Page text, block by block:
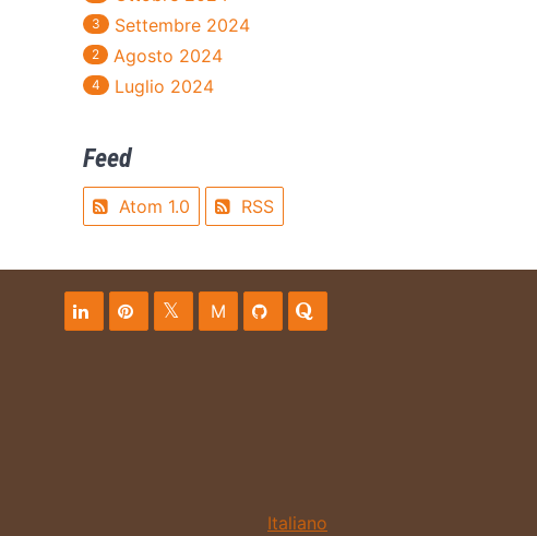
3 Settembre 2024
2 Agosto 2024
4 Luglio 2024
Feed
Atom 1.0 RSS
M
Italiano